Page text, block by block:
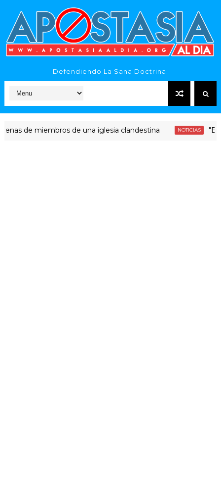
Defendiendo La Sana Doctrina.
miembros de una iglesia clandestina NOTICIAS "Era